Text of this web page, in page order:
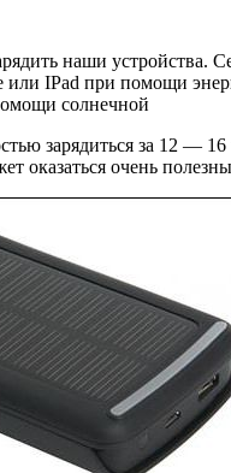
наши устройства.
или IPad при помощи
солнечной
зарядиться за 12 — 16
оказаться очень